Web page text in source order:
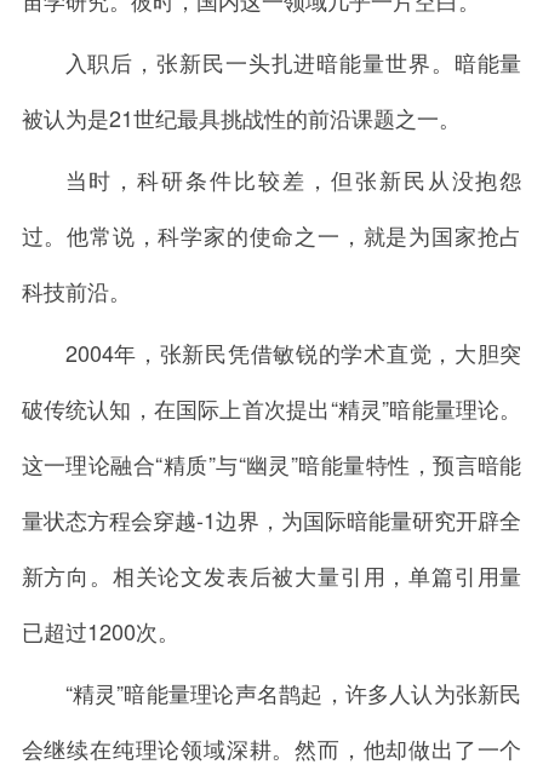
入职后，张新民一头扎进暗能量世界。暗能量
被认为是21世纪最具挑战性的前沿课题之一。
当时，科研条件比较差，但张新民从没抱怨
过。他常说，科学家的使命之一，就是为国家抢占
科技前沿。
2004年，张新民凭借敏锐的学术直觉，大胆突
破传统认知，在国际上首次提出“精灵”暗能量理论。
这一理论融合“精质”与“幽灵”暗能量特性，预言暗能
量状态方程会穿越-1边界，为国际暗能量研究开辟全
新方向。相关论文发表后被大量引用，单篇引用量
已超过1200次。
“精灵”暗能量理论声名鹊起，许多人认为张新民
会继续在纯理论领域深耕。然而，他却做出了一个